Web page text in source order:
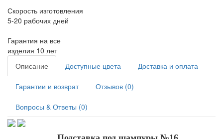
Скорость изготовления
5-20 рабочих дней
Гарантия на все
изделия 10 лет
Описание
Доступные цвета Доставка и оплата
Гарантии и возврат Отзывов (0)
Вопросы & Ответы (0)